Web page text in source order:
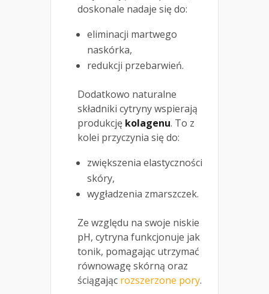
doskonale nadaje się do:
eliminacji martwego
naskórka,
redukcji przebarwień.
Dodatkowo naturalne
składniki cytryny wspierają
produkcję kolagenu. To z
kolei przyczynia się do:
zwiększenia elastyczności
skóry,
wygładzenia zmarszczek.
Ze względu na swoje niskie
pH, cytryna funkcjonuje jak
tonik, pomagając utrzymać
równowagę skórną oraz
ściągając rozszerzone pory.